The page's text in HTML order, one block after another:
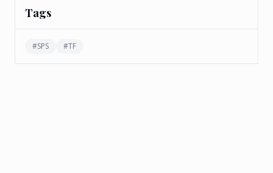
Tags
#SPS #TF